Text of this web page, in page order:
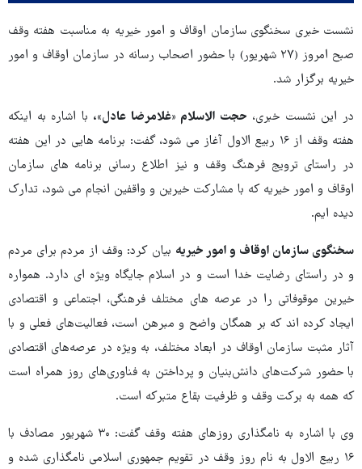
نشست خبری سخنگوی سازمان اوقاف و امور خیریه به مناسبت هفته وقف
صبح امروز (۲۷ شهریور) با حضور اصحاب رسانه در سازمان اوقاف و امور
خیریه برگزار شد.
در این نشست خبری، حجت الاسلام «غلامرضا عادل»، با اشاره به اینکه
هفته وقف از ۱۶ ربیع الاول آغاز می شود، گفت: برنامه هایی در این هفته
در راستای ترویج فرهنگ وقف و نیز اطلاع رسانی برنامه های سازمان
اوقاف و امور خیریه که با مشارکت خیرین و واقفین انجام می شود، تدارک
دیده ایم.
سخنگوی سازمان اوقاف و امور خیریه بیان کرد: وقف از مردم برای مردم
و در راستای رضایت خدا است و در اسلام جایگاه ویژه ای دارد. همواره
خیرین موقوفاتی را در عرصه های مختلف فرهنگی، اجتماعی و اقتصادی
ایجاد کرده اند که بر همگان واضح و مبرهن است، فعالیت‌های فعلی و با
آثار مثبت سازمان اوقاف در ابعاد مختلف، به ویژه در عرصه‌های اقتصادی
با حضور شرکت‌های دانش‌بنیان و پرداختن به فناوری‌های روز همراه است
که همه به برکت وقف و ظرفیت بقاع متبرکه است.
وی با اشاره به نامگذاری روزهای هفته وقف گفت: ۳۰ شهریور مصادف با
۱۶ ربیع الاول به نام روز وقف در تقویم جمهوری اسلامی نامگذاری شده و